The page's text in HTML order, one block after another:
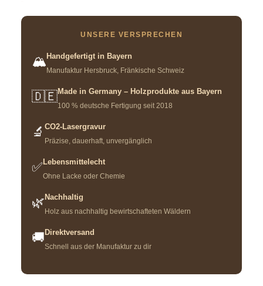
UNSERE VERSPRECHEN
🏔️ Handgefertigt in Bayern
Manufaktur Hersbruck, Fränkische Schweiz
🇩🇪Made in Germany – Holzprodukte aus Bayern
100 % deutsche Fertigung seit 2018
🔬 CO2-Lasergravur
Präzise, dauerhaft, unvergänglich
✅ Lebensmittelecht
Ohne Lacke oder Chemie
🌿 Nachhaltig
Holz aus nachhaltig bewirtschafteten Wäldern
🚚 Direktversand
Schnell aus der Manufaktur zu dir